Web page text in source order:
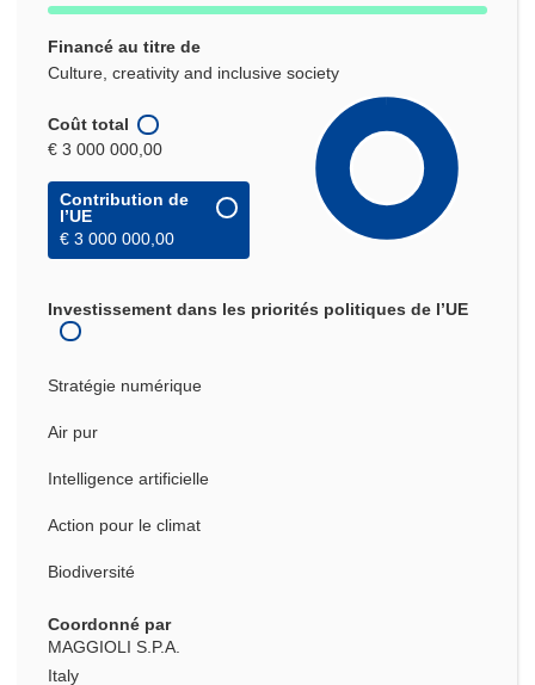
Financé au titre de
Culture, creativity and inclusive society
Coût total
€ 3 000 000,00
Contribution de
l’UE
€ 3 000 000,00
Investissement dans les priorités politiques de l’UE
Stratégie numérique
Air pur
Intelligence artificielle
Action pour le climat
Biodiversité
Coordonné par
MAGGIOLI S.P.A.
Italy